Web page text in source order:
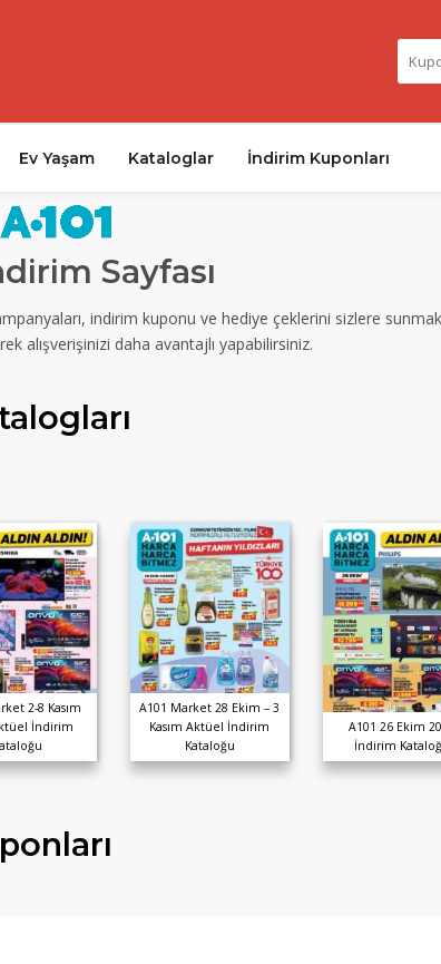
Ev Yaşam Kataloglar İndirim Kuponları
Sayfası
indirim kuponu ve hediye çeklerini sizlere sunmak
alışverişinizi daha avantajlı yapabilirsiniz.
2-8 Kasım
İndirim
A101 Market 28 Ekim – 3
Kasım Aktüel İndirim
Kataloğu
A101 26 Ekim
İndirim